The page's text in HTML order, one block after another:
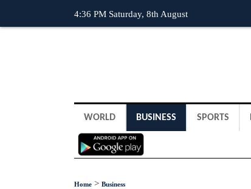
4:36 PM Saturday, 8th August
WORLD BUSINESS SPORTS
Home > Business